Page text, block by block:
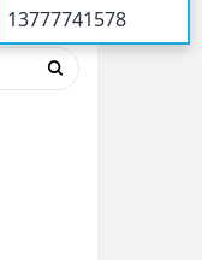
13777741578